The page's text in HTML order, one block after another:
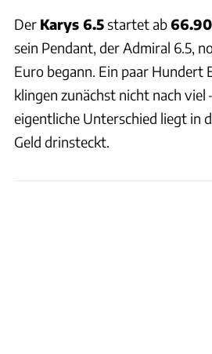
Der Karys 6.5startet ab
sein Pendant, der Admiral 6.5,
Euro begann. Ein paar Hundert
klingen zunächst nicht nach viel
eigentliche Unterschied liegt in
Geld drinsteckt.